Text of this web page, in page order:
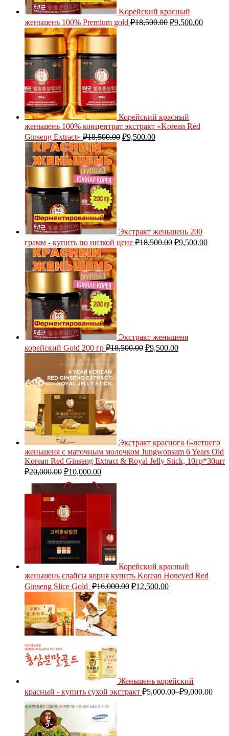
Kорейский красный
женьшень 100% Premium gold ₽18,500.00 ₽9,500.00
Корейский красный
женьшень 100% концентрат экстракт «Korean Red
Ginseng Extract» ₽18,500.00 ₽9,500.00
Экстракт женьшень 200
грамм - купить по низкой цене ₽18,500.00 ₽9,500.00
Экстракт женьшеня
корейский Gold 200 гр ₽18,500.00 ₽9,500.00
Экстракт красного 6-летнего
женьшеня с маточным молочком Jungwonsam 6 Years Old
Korean Red Ginseng Extract & Royal Jelly Stick, 10гр*30шт
₽20,000.00 ₽10,000.00
Корейский красный
женьшень слайсы корня купить Korean Honeyed Red
Ginseng Slice Gold ₽16,000.00 ₽12,500.00
Женьшень корейский
красный - купить сухой экстракт ₽5,000.00–₽9,000.00